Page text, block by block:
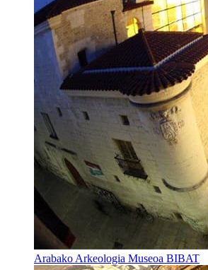
Arabako Arkeologia Museoa BIBAT